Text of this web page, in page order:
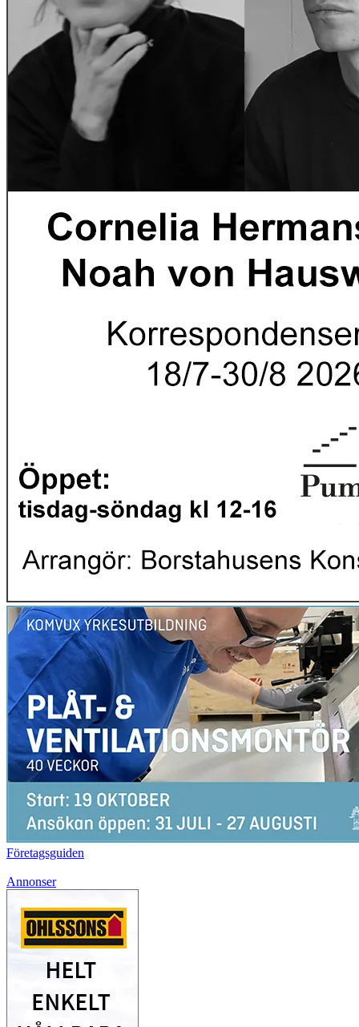
Företagsguiden
Annonser